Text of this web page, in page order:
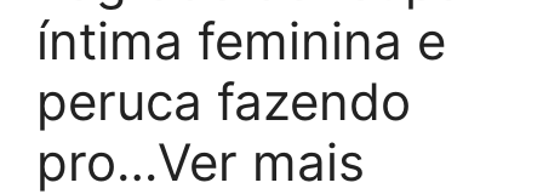
íntima feminina e
peruca fazendo
pro…Ver mais